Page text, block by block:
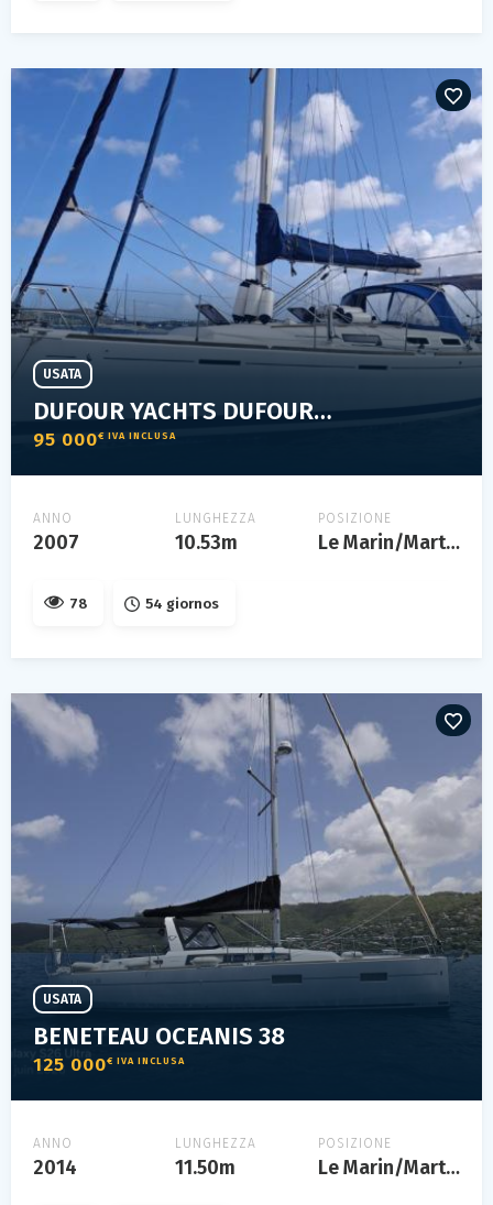
DUFOUR YACHTS DUFOUR 365 GRAND LARGE
95 000€ IVA INCLUSA
USATA
ANNO
2007
LUNGHEZZA
10.53m
POSIZIONE
Le Marin/Martinique
78 54 giornos
BENETEAU OCEANIS 38
125 000€ IVA INCLUSA
USATA
ANNO
2014
LUNGHEZZA
11.50m
POSIZIONE
Le Marin/Martinique